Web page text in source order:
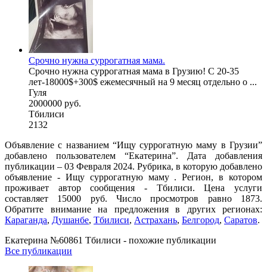
Срочно нужна суррогатная мама.
Срочно нужна суррогатная мама в Грузию! С 20-35
лет-18000$+300$ ежемесячный на 9 месяц отдельно о ...
Гуля
2000000 руб.
Тбилиси
2132
Объявление с названием “Ищу суррогатную маму в Грузии”
добавлено пользователем “Екатерина”. Дата добавления
публикации – 03 Февраля 2024. Рубрика, в которую добавлено
объявление - Ищу суррогатную маму . Регион, в котором
проживает автор сообщения - Тбилиси. Цена услуги
составляет 15000 руб. Число просмотров равно 1873.
Обратите внимание на предложения в других регионах:
Караганда, Душанбе, Тбилиси, Астрахань, Белгород, Саратов.
Екатерина №60861 Тбилиси - похожие публикации
Все публикации